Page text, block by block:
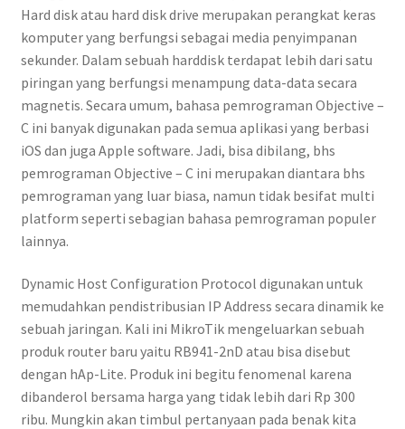
Hard disk atau hard disk drive merupakan perangkat keras
komputer yang berfungsi sebagai media penyimpanan
sekunder. Dalam sebuah harddisk terdapat lebih dari satu
piringan yang berfungsi menampung data-data secara
magnetis. Secara umum, bahasa pemrograman Objective –
C ini banyak digunakan pada semua aplikasi yang berbasi
iOS dan juga Apple software. Jadi, bisa dibilang, bhs
pemrograman Objective – C ini merupakan diantara bhs
pemrograman yang luar biasa, namun tidak besifat multi
platform seperti sebagian bahasa pemrograman populer
lainnya.
Dynamic Host Configuration Protocol digunakan untuk
memudahkan pendistribusian IP Address secara dinamik ke
sebuah jaringan. Kali ini MikroTik mengeluarkan sebuah
produk router baru yaitu RB941-2nD atau bisa disebut
dengan hAp-Lite. Produk ini begitu fenomenal karena
dibanderol bersama harga yang tidak lebih dari Rp 300
ribu. Mungkin akan timbul pertanyaan pada benak kita